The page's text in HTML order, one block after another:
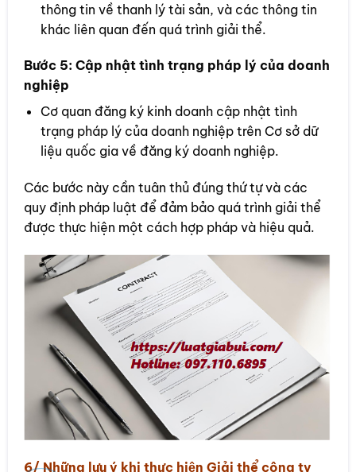
thông tin về thanh lý tài sản, và các thông tin
khác liên quan đến quá trình giải thể.
Bước 5: Cập nhật tình trạng pháp lý của doanh
nghiệp
Cơ quan đăng ký kinh doanh cập nhật tình
trạng pháp lý của doanh nghiệp trên Cơ sở dữ
liệu quốc gia về đăng ký doanh nghiệp.
Các bước này cần tuân thủ đúng thứ tự và các
quy định pháp luật để đảm bảo quá trình giải thể
được thực hiện một cách hợp pháp và hiệu quả.
6/ Những lưu ý khi thực hiện Giải thể công ty